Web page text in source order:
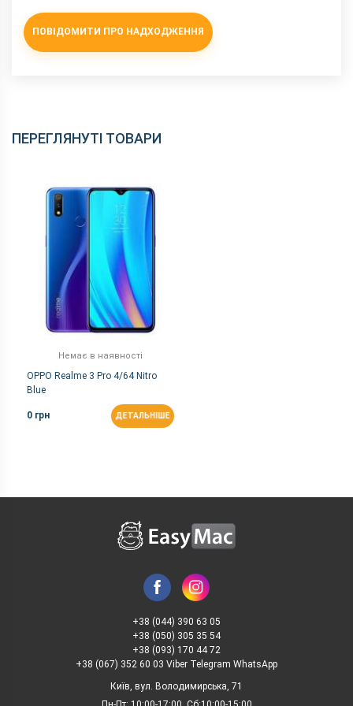
NFC немає
Wi-Fi 802.11 a/b/g/n/ас, 2.4 + 5 ГГц
ПОВІДОМИТИ ПРО НАДХОДЖЕННЯ
ПЕРЕГЛЯНУТІ ТОВАРИ
Немає в наявності
OPPO Realme 3 Pro 4/64 Nitro
Blue
0 грн ДЕТАЛЬНІШЕ
+38 (044) 390 63 05
+38 (050) 305 35 54
+38 (093) 170 44 72
+38 (067) 352 60 03 Viber Telegram WhatsApp
Київ, вул. Володимирська, 71